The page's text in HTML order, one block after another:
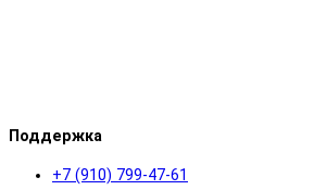
Поддержка
+7 (910) 799-47-61